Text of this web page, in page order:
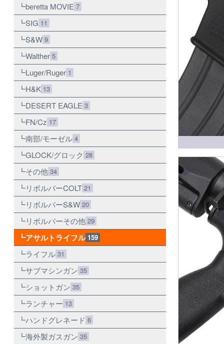
beretta MOVIE 7
SIG 11
S&W 9
Walther 5
Luger/Ruger 1
H&K 13
DESERT EAGLE 3
FN/Cz 17
南部/モーゼル 4
GLOCK/グロック 28
その他 34
リボルバーCOLT 21
リボルバーS&W 20
リボルバーその他 29
アサルトライフル 159
ライフル 31
サブマシンガン 35
ショットガン 35
ランチャー 13
ハンドグレネード 6
海外製ガスガン 35